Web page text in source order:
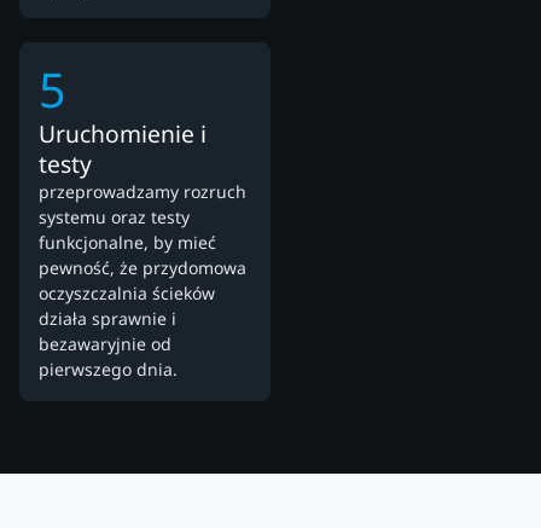
5
Uruchomienie i
testy
przeprowadzamy rozruch
systemu oraz testy
funkcjonalne, by mieć
pewność, że przydomowa
oczyszczalnia ścieków
działa sprawnie i
bezawaryjnie od
pierwszego dnia.